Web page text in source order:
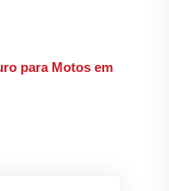
para Motos em